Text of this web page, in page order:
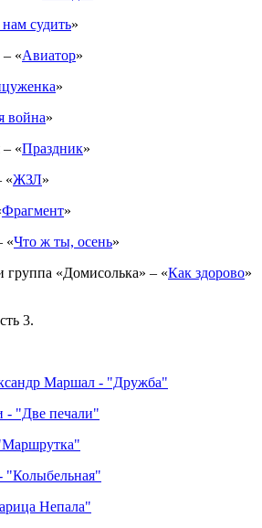
судить»
«Авиатор»
»
война»
«Праздник»
«ЖЗЛ»
Фрагмент»
«Что ж ты, осень»
группа «Домисолька» – «Как здорово»
3.
Маршал - "Дружба"
- "Две печали"
Непала"